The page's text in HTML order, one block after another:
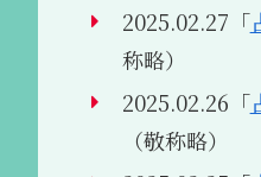
2025.02.27「
称略）
2025.02.26「
（敬称略）